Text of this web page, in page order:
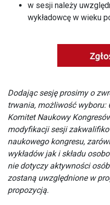
w sesji należy
wykładowcę w wieku
Dodając sesję prosimy o
trwania, możliwość wyboru:
Komitet Naukowy
modyfikacji sesji
naukowego kongresu,
wykładów jak i składu
nie dotyczy aktywności
zostaną uwzględnione w
propozycją.